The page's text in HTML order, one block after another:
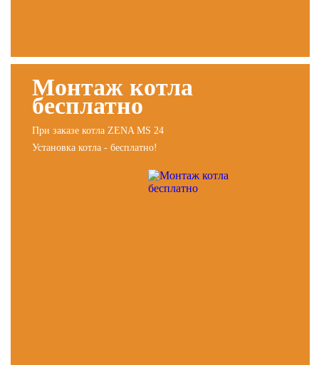
Монтаж котла
бесплатно
При заказе котла ZENA MS 24
Установка котла - бесплатно!